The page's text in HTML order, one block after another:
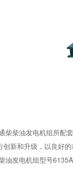
柴油发电机组所配套
创新和升级，以良好
油发电机组型号